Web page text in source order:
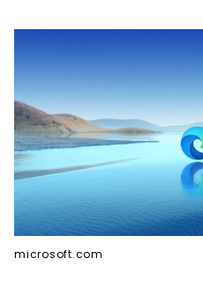
microsoft.com